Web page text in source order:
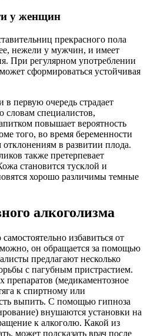
у женщин
прекрасного пола
нежели у мужчин, и имеет
При регулярном употреблении
сформироваться устойчивая
первую очередь страдает
словам специалистов,
повышает вероятность
того, во время беременности
в развитии плода.
также претерпевает
становится тусклой и
хорошо различимы темные
алкоголизма
избавиться от
он обращается за помощью
предлагают несколько
с пагубным пристрастием.
препаратов (медикаментозное
к спиртному или
выпить. С помощью гипноза
внушаются установки на
к алкоголю. Какой из
может подсказать врач после